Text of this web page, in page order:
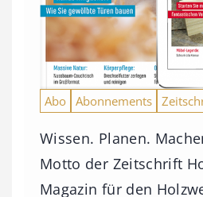
Abo Abonnements
Wissen. Planen.
Motto der Zeitschrift
Magazin für den